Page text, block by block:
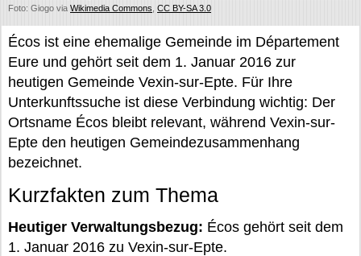
Foto: Giogo via Wikimedia Commons CC BY-SA 3.0
Écos ist eine ehemalige Gemeinde im Département
Eure und gehört seit dem 1. Januar 2016 zur
heutigen Gemeinde Vexin-sur-Epte. Für Ihre
Unterkunftssuche ist diese Verbindung wichtig: Der
Ortsname Écos bleibt relevant, während Vexin-sur-
Epte den heutigen Gemeindezusammenhang
bezeichnet.
Kurzfakten zum Thema
Heutiger Verwaltungsbezug: Écos gehört seit dem
1. Januar 2016 zu Vexin-sur-Epte.